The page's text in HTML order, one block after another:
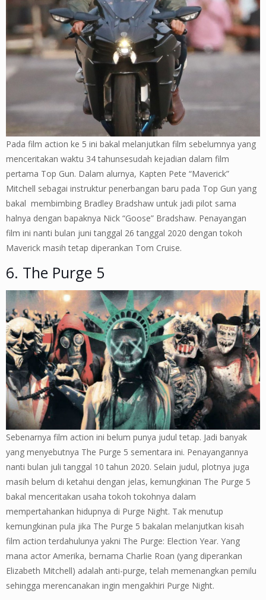
Pada film action ke 5 ini bakal melanjutkan film sebelumnya yang
menceritakan waktu 34 tahunsesudah kejadian dalam film
pertama Top Gun. Dalam alurnya, Kapten Pete “Maverick”
Mitchell sebagai instruktur penerbangan baru pada Top Gun yang
bakal membimbing Bradley Bradshaw untuk jadi pilot sama
halnya dengan bapaknya Nick “Goose” Bradshaw. Penayangan
film ini nanti bulan juni tanggal 26 tanggal 2020 dengan tokoh
Maverick masih tetap diperankan Tom Cruise.
6. The Purge 5
Sebenarnya film action ini belum punya judul tetap. Jadi banyak
yang menyebutnya The Purge 5 sementara ini. Penayangannya
nanti bulan juli tanggal 10 tahun 2020. Selain judul, plotnya juga
masih belum di ketahui dengan jelas, kemungkinan The Purge 5
bakal menceritakan usaha tokoh tokohnya dalam
mempertahankan hidupnya di Purge Night. Tak menutup
kemungkinan pula jika The Purge 5 bakalan melanjutkan kisah
film action terdahulunya yakni The Purge: Election Year. Yang
mana actor Amerika, bernama Charlie Roan (yang diperankan
Elizabeth Mitchell) adalah anti-purge, telah memenangkan pemilu
sehingga merencanakan ingin mengakhiri Purge Night.